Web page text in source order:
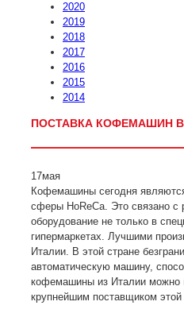
2020
2019
2018
2017
2016
2015
2014
ПОСТАВКА КОФЕМАШИН
17мая
Кофемашины сегодня
сферы HoReCa. Это связано с
оборудование не только в
гипермаркетах. Лучшими
Италии. В этой стране
автоматическую машину,
кофемашины из Италии можно
крупнейшим поставщиком